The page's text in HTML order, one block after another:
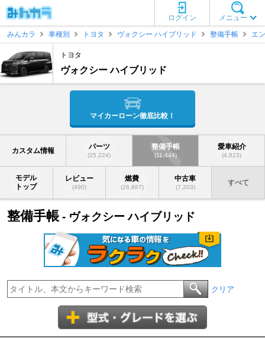
メニュー
ログイン
みんカラ
車種別 トヨタ ヴォクシー ハイブリッド 整備手帳 エ
トヨタ
ヴォクシー ハイブリッド
マイカーローン徹底比較！
カスタム情報 パーツ
(25,224)
整備手帳
(11,444)
愛車紹介
(4,823)
モデル
トップ
レビュー
(490)
燃費
(26,887)
中古車
(7,203)
すべて
整備手帳 - ヴォクシー ハイブリッド
クリア